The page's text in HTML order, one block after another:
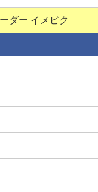
く見る
ダー イメピク